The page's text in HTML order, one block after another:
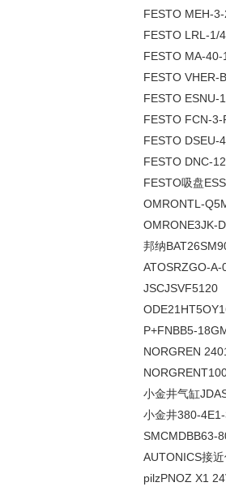
FESTO MEH-
FESTO LRL-1/
FESTO MA-
FESTO VHER-
FESTO ESNU-
FESTO FCN-
FESTO DSEU-
FESTO DNC-
FESTO吸盘
OMRONTL-
OMRONE3JK-
邦纳
ATOSRZGO-
JSCJSVF5120
P+FNBB5-
NORGREN
小金井气缸
小金井380-
SMCMDBB63-
AUTONICS接
pilzPNOZ X1